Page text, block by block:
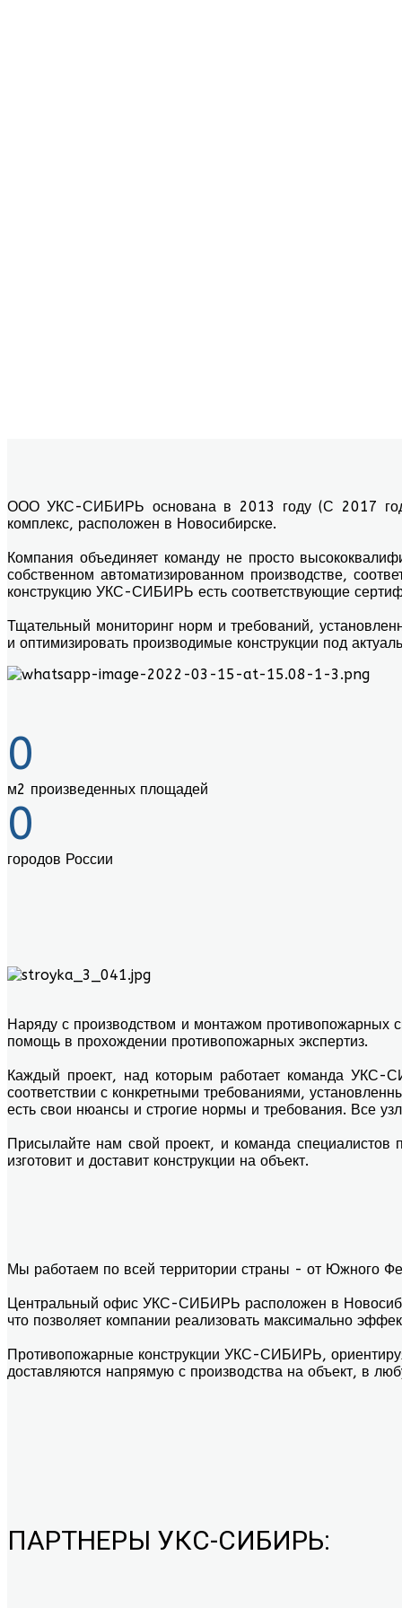
ООО УКС-СИБИРЬ основана в 2013 году (С 2017 года
комплекс, расположен в Новосибирске.
Компания объединяет команду не просто
собственном автоматизированном производстве,
конструкцию УКС-СИБИРЬ есть соответствующие
Тщательный мониторинг норм и требований,
и оптимизировать производимые конструкции под
0
м2 произведенных площадей
0
городов России
Наряду с производством и монтажом противопожарных
помощь в прохождении противопожарных экспертиз.
Каждый проект, над которым работает команда УКС-
соответствии с конкретными требованиями,
есть свои нюансы и строгие нормы и требования. Все
Присылайте нам свой проект, и команда специалистов
изготовит и доставит конструкции на объект.
Мы работаем по всей территории страны - от Южного
Центральный офис УКС-СИБИРЬ расположен в
что позволяет компании реализовать максимально
Противопожарные конструкции УКС-СИБИРЬ,
доставляются напрямую с производства на объект, в
ПАРТНЕРЫ УКС-СИБИРЬ: